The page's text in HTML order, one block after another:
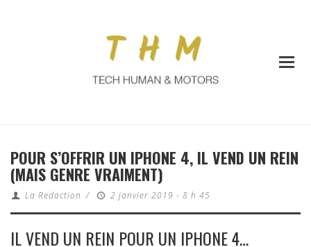
POUR S’OFFRIR UN IPHONE 4, IL VEND UN REIN
(MAIS GENRE VRAIMENT)
La Redaction / 2 janvier 2019 - 8 h 45
IL VEND UN REIN POUR UN IPHONE 4…